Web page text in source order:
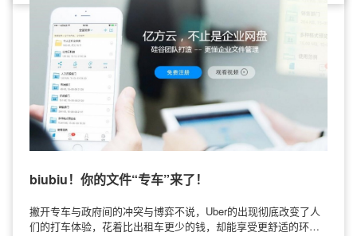
biubiu！你的文件“专车”来了！
撇开专车与政府间的冲突与博弈不说，Uber的出现彻底改变了人
们的打车体验，花着比出租车更少的钱，却能享受更舒适的环境